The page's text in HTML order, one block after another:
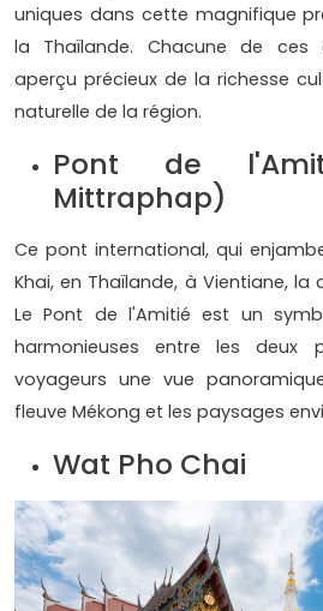
uniques dans cette magnifique
la Thaïlande. Chacune de ces
aperçu précieux de la richesse
naturelle de la région.
Pont de
Mittraphap)
Ce pont international, qui
Khai, en Thaïlande, à Vientiane, la
Le Pont de l'Amitié est un
harmonieuses entre les
voyageurs une vue
fleuve Mékong et les paysages
Wat Pho Chai